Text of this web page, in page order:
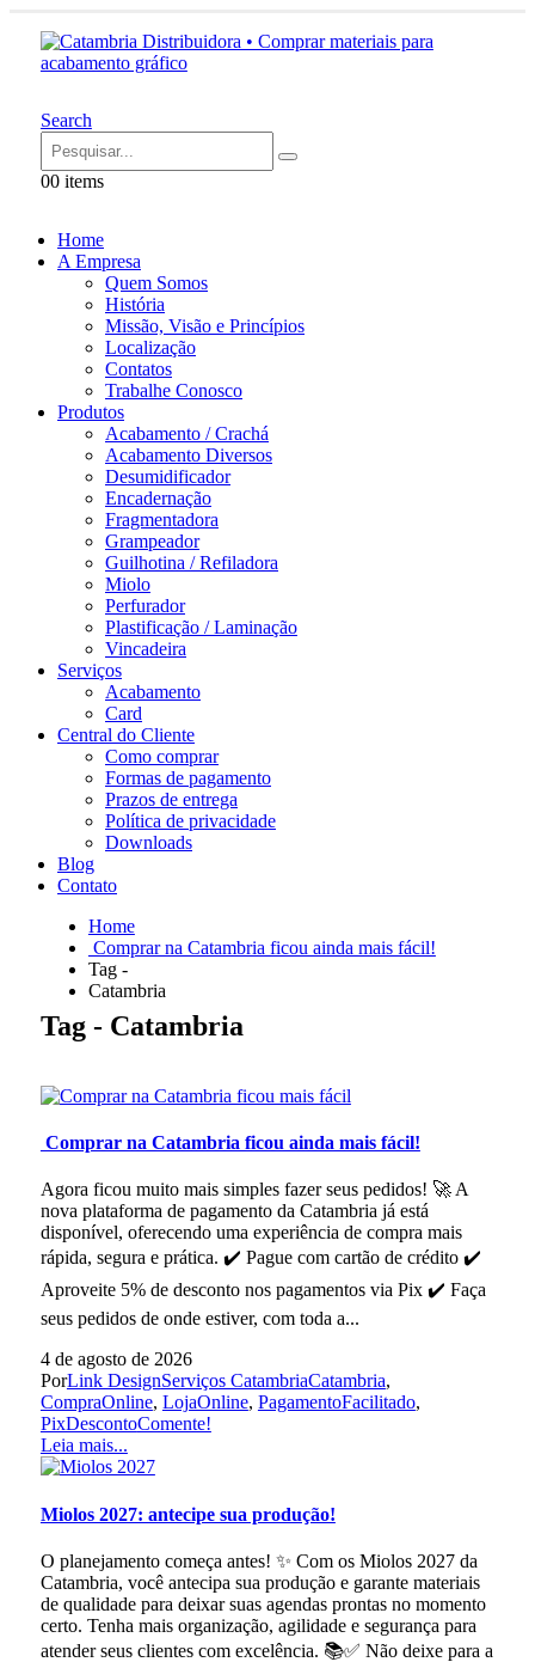
Search
00 items
Home
A Empresa
Quem Somos
História
Missão, Visão e Princípios
Localização
Contatos
Trabalhe Conosco
Produtos
Acabamento / Crachá
Acabamento Diversos
Desumidificador
Encadernação
Fragmentadora
Grampeador
Guilhotina / Refiladora
Miolo
Perfurador
Plastificação / Laminação
Vincadeira
Serviços
Acabamento
Card
Central do Cliente
Como comprar
Formas de pagamento
Prazos de entrega
Política de privacidade
Downloads
Blog
Contato
Home
Comprar na Catambria ficou ainda mais fácil!
Tag -
Catambria
Tag - Catambria
Comprar na Catambria ficou ainda mais fácil!
Agora ficou muito mais simples fazer seus pedidos! 🚀 A
nova plataforma de pagamento da Catambria já está
disponível, oferecendo uma experiência de compra mais
rápida, segura e prática. ✔️ Pague com cartão de crédito ✔️
Aproveite 5% de desconto nos pagamentos via Pix ✔️ Faça
seus pedidos de onde estiver, com toda a...
4 de agosto de 2026
PorLink DesignServiços CatambriaCatambria,
CompraOnline, LojaOnline, PagamentoFacilitado,
PixDescontoComente!
Leia mais...
Miolos 2027: antecipe sua produção!
O planejamento começa antes! ✨ Com os Miolos 2027 da
Catambria, você antecipa sua produção e garante materiais
de qualidade para deixar suas agendas prontas no momento
certo. Tenha mais organização, agilidade e segurança para
atender seus clientes com excelência. 📚✅ Não deixe para a